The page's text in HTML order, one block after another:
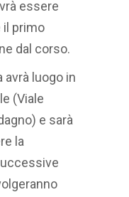
essere
il primo
dal corso.
avrà luogo in
(Viale
e sarà
la